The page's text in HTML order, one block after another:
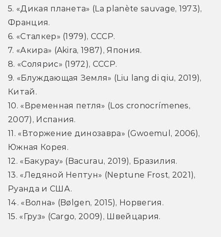
5. «Дикая планета» (La planète sauvage, 1973),
Франция.
6. «Сталкер» (1979), CCCР.
7. «​Акира» (Akira, 1987), Япония.
8. «Солярис» (1972), СССР.
9. «Блуждающая Земля» (Liu lang di qiu, 2019),
Китай.
10. «Временная петля» (Los cronocrímenes,
2007), Испания.
11. «Вторжение динозавра» (Gwoemul, 2006),
Южная Корея.
12. «Бакурау» (Bacurau, 2019), Бразилия.
13. «Ледяной Нептун» (Neptune Frost, 2021),
Руанда и США.
14. «Волна» (Bølgen, 2015), Норвегия.
15. «Груз» (Cargo, 2009), Швейцария.